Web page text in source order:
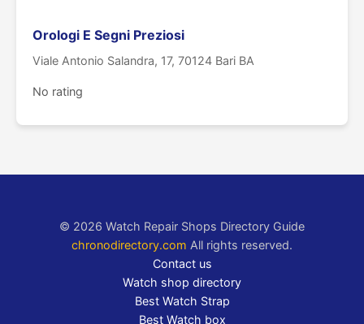
Orologi E Segni Preziosi
Viale Antonio Salandra, 17, 70124 Bari BA
No rating
© 2026 Watch Repair Shops Directory Guide
chronodirectory.com All rights reserved.
Contact us
Watch shop directory
Best Watch Strap
Best Watch box